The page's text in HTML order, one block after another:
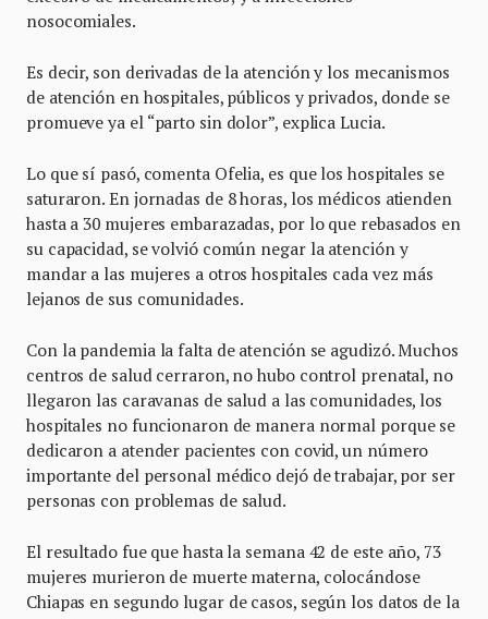
nosocomiales.
Es decir, son derivadas de la atención y los mecanismos
de atención en hospitales, públicos y privados, donde se
promueve ya el “parto sin dolor”, explica Lucia.
Lo que sí pasó, comenta Ofelia, es que los hospitales se
saturaron. En jornadas de 8 horas, los médicos atienden
hasta a 30 mujeres embarazadas, por lo que rebasados en
su capacidad, se volvió común negar la atención y
mandar a las mujeres a otros hospitales cada vez más
lejanos de sus comunidades.
Con la pandemia la falta de atención se agudizó. Muchos
centros de salud cerraron, no hubo control prenatal, no
llegaron las caravanas de salud a las comunidades, los
hospitales no funcionaron de manera normal porque se
dedicaron a atender pacientes con covid, un número
importante del personal médico dejó de trabajar, por ser
personas con problemas de salud.
El resultado fue que hasta la semana 42 de este año, 73
mujeres murieron de muerte materna, colocándose
Chiapas en segundo lugar de casos, según los datos de la